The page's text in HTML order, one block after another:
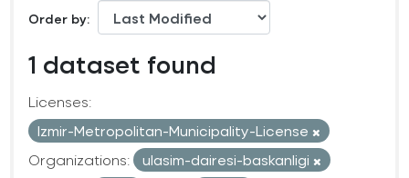
Order by
1 dataset found
Licenses:
Izmir-Metropolitan-Municipality-License
Organizations:
ulasim-dairesi-baskanligi